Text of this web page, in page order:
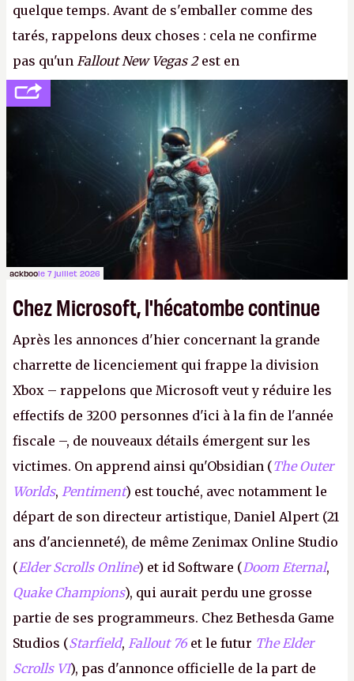
quelque temps. Avant de s'emballer comme des
tarés, rappelons deux choses : cela ne confirme
pas qu'un Fallout New Vegas 2est en
développement (pour ce que l'on sait, ils bossent
peut-être sur
Fallout Football ou
Fallout vs. Les
Lapins Crétins) et l'Obsidian d'aujourd'hui n'est plus
le même studio qu'il y a 15 ans. Mais bon, OK, on
peut commencer à fantasmer.A.
ackboole 7 juillet 2026
Chez Microsoft, l'hécatombe continue
Après les annonces d'hier concernant la grande
charrette de licenciement qui frappe la division
Xbox – rappelons que Microsoft veut y réduire les
effectifs de 3200 personnes d'ici à la fin de l'année
fiscale –, de nouveaux détails émergent sur les
victimes. On apprend ainsi qu'Obsidian (The Outer
Worlds, Pentiment) est touché, avec notamment le
départ de son directeur artistique, Daniel Alpert (21
ans d'ancienneté), de même Zenimax Online Studio
(Elder Scrolls Online) et id Software (Doom Eternal,
Quake Champions), qui aurait perdu une grosse
partie de ses programmeurs. Chez Bethesda Game
Studios (Starfield, Fallout 76 et le futur The Elder
Scrolls VI), pas d'annonce officielle de la part de